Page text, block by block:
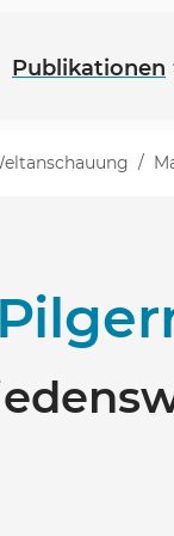
Publikationen